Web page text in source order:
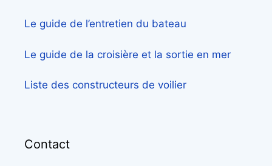
Le guide de l’entretien du bateau
Le guide de la croisière et la sortie en mer
Liste des constructeurs de voilier
Contact